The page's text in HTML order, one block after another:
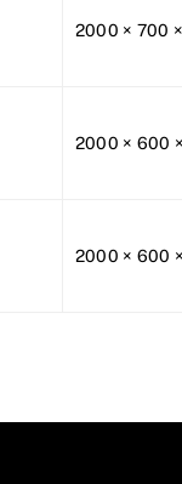
2000 × 700
2000 × 600
2000 × 600